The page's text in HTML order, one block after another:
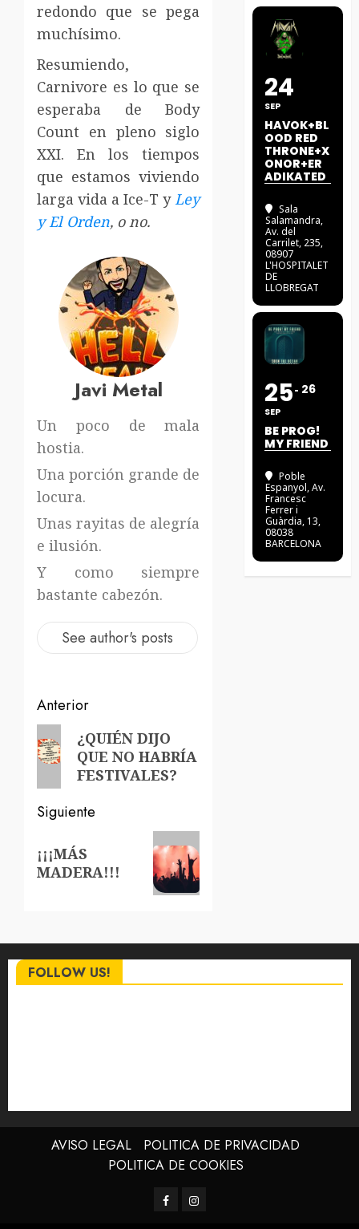
redondo que se pega
muchísimo.
Resumiendo,
Carnivore es lo que se
esperaba de Body
Count en pleno siglo
XXI. En los tiempos
que estamos viviendo
larga vida a Ice-T yLey
y El Orden, o no.
Javi Metal
Un poco de mala
hostia.
Una porción grande de
locura.
Unas rayitas de alegría
e ilusión.
Y como siempre
bastante cabezón.
See author's posts
Navegación
de
entradas
Anterior
Entrada
anterior:
¿QUIÉN DIJO
QUE NO HABRÍA
FESTIVALES?
Siguiente
Siguiente
entrada:
¡¡¡MÁS
MADERA!!!
24
SEP
HAVOK+BL
OOD RED
THRONE+X
ONOR+ER
ADIKATED
Sala
Salamandra,
Av. del
Carrilet, 235,
08907
L'HOSPITALET
DE
LLOBREGAT
25
SEP
26
BE PROG!
MY FRIEND
Poble
Espanyol, Av.
Francesc
Ferrer i
Guàrdia, 13,
08038
BARCELONA
FOLLOW US!
AVISO LEGAL
POLITICA DE PRIVACIDAD
POLITICA DE COOKIES
FacebookInstagram